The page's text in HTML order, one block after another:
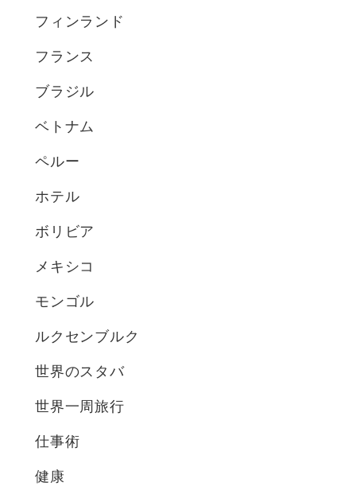
フィンランド
フランス
ブラジル
ベトナム
ペルー
ホテル
ボリビア
メキシコ
モンゴル
ルクセンブルク
世界のスタバ
世界一周旅行
仕事術
健康